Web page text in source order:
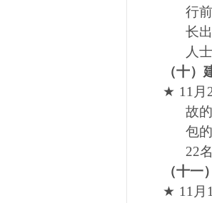
行
长
人
（十
★ 11 月
故
包
22
（十
★ 11 月 1